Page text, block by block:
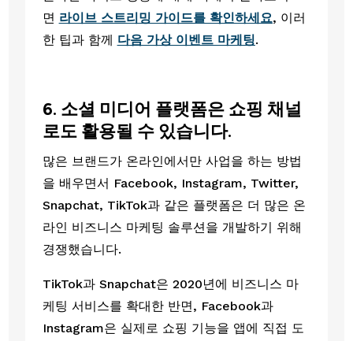
면 라이브 스트리밍 가이드를 확인하세요, 이러
한 팁과 함께 다음 가상 이벤트 마케팅.
6. 소셜 미디어 플랫폼은 쇼핑 채널
로도 활용될 수 있습니다.
많은 브랜드가 온라인에서만 사업을 하는 방법
을 배우면서 Facebook, Instagram, Twitter,
Snapchat, TikTok과 같은 플랫폼은 더 많은 온
라인 비즈니스 마케팅 솔루션을 개발하기 위해
경쟁했습니다.
TikTok과 Snapchat은 2020년에 비즈니스 마
케팅 서비스를 확대한 반면, Facebook과
Instagram은 실제로 쇼핑 기능을 앱에 직접 도